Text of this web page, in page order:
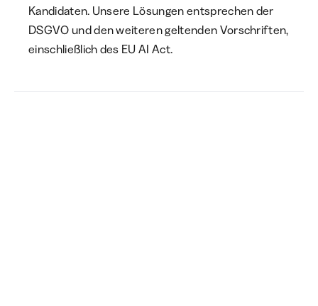
Kandidaten. Unsere Lösungen entsprechen der
DSGVO und den weiteren geltenden Vorschriften,
einschließlich des EU AI Act.